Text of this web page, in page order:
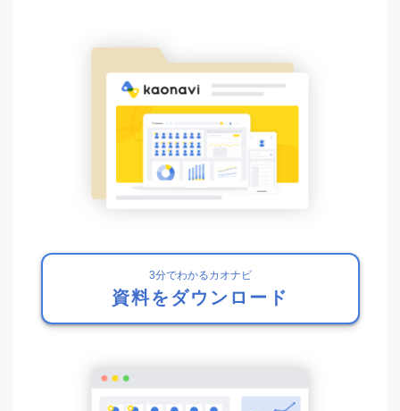
3分でわかるカオナビ
資料をダウンロード